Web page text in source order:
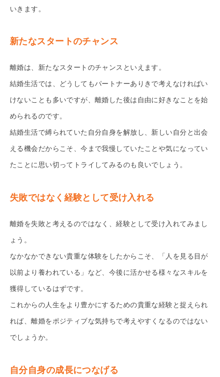
いきます。
新たなスタートのチャンス
離婚は、新たなスタートのチャンスといえます。
結婚生活では、どうしてもパートナーありきで考えなければい
けないことも多いですが、離婚した後は自由に好きなことを始
められるのです。
結婚生活で縛られていた自分自身を解放し、新しい自分と出会
える機会だからこそ、今まで我慢していたことや気になってい
たことに思い切ってトライしてみるのも良いでしょう。
失敗ではなく経験として受け入れる
離婚を失敗と考えるのではなく、経験として受け入れてみまし
ょう。
なかなかできない貴重な体験をしたからこそ、「人を見る目が
以前より養われている」など、今後に活かせる様々なスキルを
獲得しているはずです。
これからの人生をより豊かにするための貴重な経験と捉えられ
れば、離婚をポジティブな気持ちで考えやすくなるのではない
でしょうか。
自分自身の成長につなげる